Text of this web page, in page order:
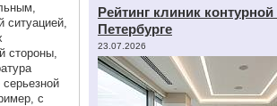
ситуацией,
стороны,
с
Рейтинг клиник
Петербурге
23.07.2026